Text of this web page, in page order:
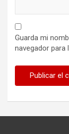
Guarda mi
navegador para